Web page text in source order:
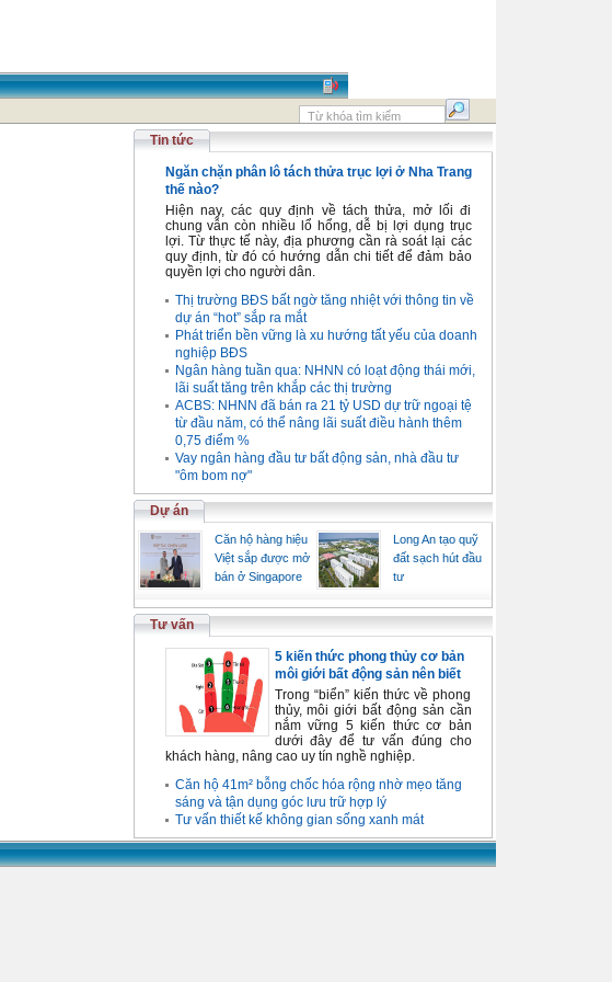
Tin tức
Ngăn chặn phân lô tách thửa trục lợi ở Nha Trang
thế nào?
Hiện nay, các quy định về tách thửa, mở lối đi
chung vẫn còn nhiều lổ hổng, dễ bị lợi dụng trục
lợi. Từ thực tế này, địa phương cần rà soát lại các
quy định, từ đó có hướng dẫn chi tiết để đảm bảo
quyền lợi cho người dân.
Thị trường BĐS bất ngờ tăng nhiệt với thông tin về
dự án “hot” sắp ra mắt
Phát triển bền vững là xu hướng tất yếu của doanh
nghiệp BĐS
Ngân hàng tuần qua: NHNN có loạt động thái mới,
lãi suất tăng trên khắp các thị trường
ACBS: NHNN đã bán ra 21 tỷ USD dự trữ ngoại tệ
từ đầu năm, có thể nâng lãi suất điều hành thêm
0,75 điểm %
Vay ngân hàng đầu tư bất động sản, nhà đầu tư
"ôm bom nợ"
Dự án
Căn hộ hàng hiệu
Việt sắp được mở
bán ở Singapore
Long An tạo quỹ
đất sạch hút đầu
tư
Tư vấn
5 kiến thức phong thủy cơ bản
môi giới bất động sản nên biết
Trong “biển” kiến thức về phong
thủy, môi giới bất động sản cần
nắm vững 5 kiến thức cơ bản
dưới đây để tư vấn đúng cho
khách hàng, nâng cao uy tín nghề nghiệp.
Căn hộ 41m² bỗng chốc hóa rộng nhờ mẹo tăng
sáng và tận dụng góc lưu trữ hợp lý
Tư vấn thiết kế không gian sống xanh mát